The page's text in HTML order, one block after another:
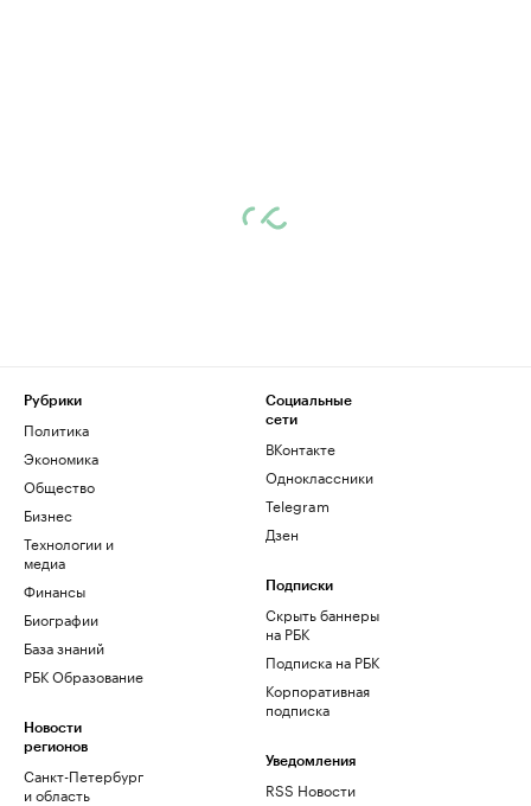
Рубрики
Политика
Экономика
Общество
Бизнес
Технологии и
медиа
Финансы
Биографии
База знаний
РБК Образование
Новости
регионов
Санкт-Петербург
и область
Социальные
сети
ВКонтакте
Одноклассники
Telegram
Дзен
Подписки
Скрыть баннеры
на РБК
Подписка на РБК
Корпоративная
подписка
Уведомления
RSS Новости